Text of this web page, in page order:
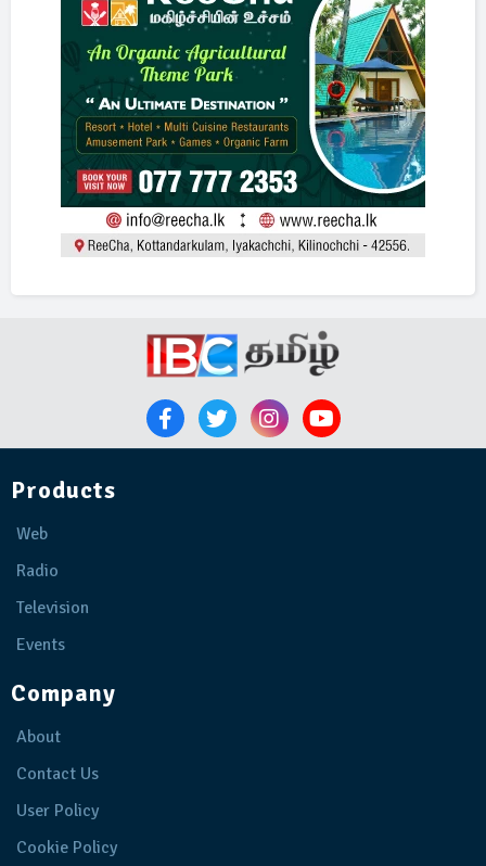
Products
Web
Radio
Television
Events
Company
About
Contact Us
User Policy
Cookie Policy